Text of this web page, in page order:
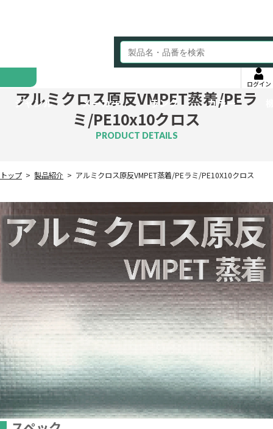
ログイン
ジャンル メーカー ランク カラー
アルミクロス原反VMPET蒸着/PEラ
ミ/PE10x10クロス
PRODUCT DETAILS
トップ 製品紹介 アルミクロス原反VMPET蒸着/PEラミ/PE10X10クロス